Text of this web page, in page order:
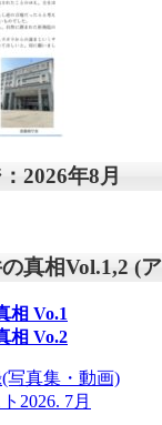
2026年8月
真相Vol.1,2 (
相 Vo.1
相 Vo.2
写真集・動画)
2026. 7月